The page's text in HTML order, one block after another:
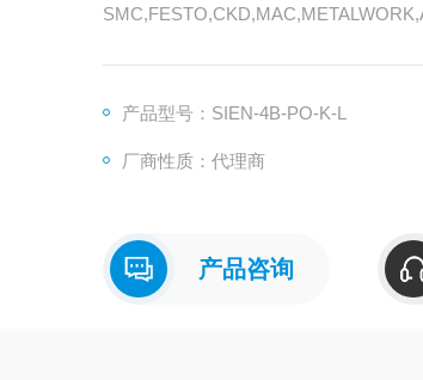
产品型号：SIEN-4B-PO-K-L
厂商性质：代理商
产品咨询